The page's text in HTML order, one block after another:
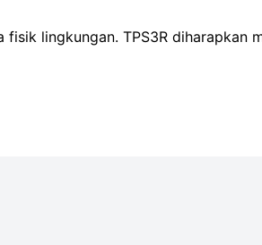
lingkungan. TPS3R diharapkan